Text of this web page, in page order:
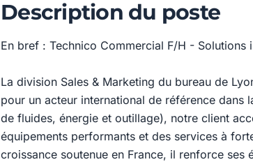
Description du poste
En bref : Technico Commercial F/H - Solutions
La division Sales & Marketing du bureau de
pour un acteur international de référence
de fluides, énergie et outillage), notre client
équipements performants et des services à
croissance soutenue en France, il renforce ses